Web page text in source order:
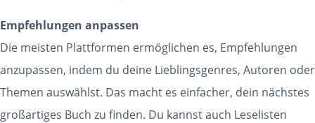
Empfehlungen anpassen
Die meisten Plattformen ermöglichen es, Empfehlungen
anzupassen, indem du deine Lieblingsgenres, Autoren oder
Themen auswählst. Das macht es einfacher, dein nächstes
großartiges Buch zu finden. Du kannst auch Leselisten